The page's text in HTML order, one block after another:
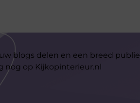
blogs delen en een breed
nog op Kijkopinterieur.nl